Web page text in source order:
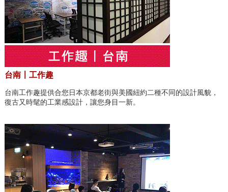
台南〡工作趣
台南工作趣提供合您日本京都老街與美國紐約二種不同的設計風貌，
復古又時髦的工業感設計，讓您身目一新。